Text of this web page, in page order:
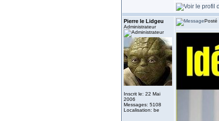
Pierre le Lidgeu
Administrateur
Inscrit le: 22 Mai
2006
Messages: 5108
Localisation: be
Posté